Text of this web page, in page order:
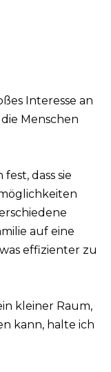
Interesse an
Menschen
dass sie
auf eine
effizienter zu
kleiner Raum,
kann, halte ich